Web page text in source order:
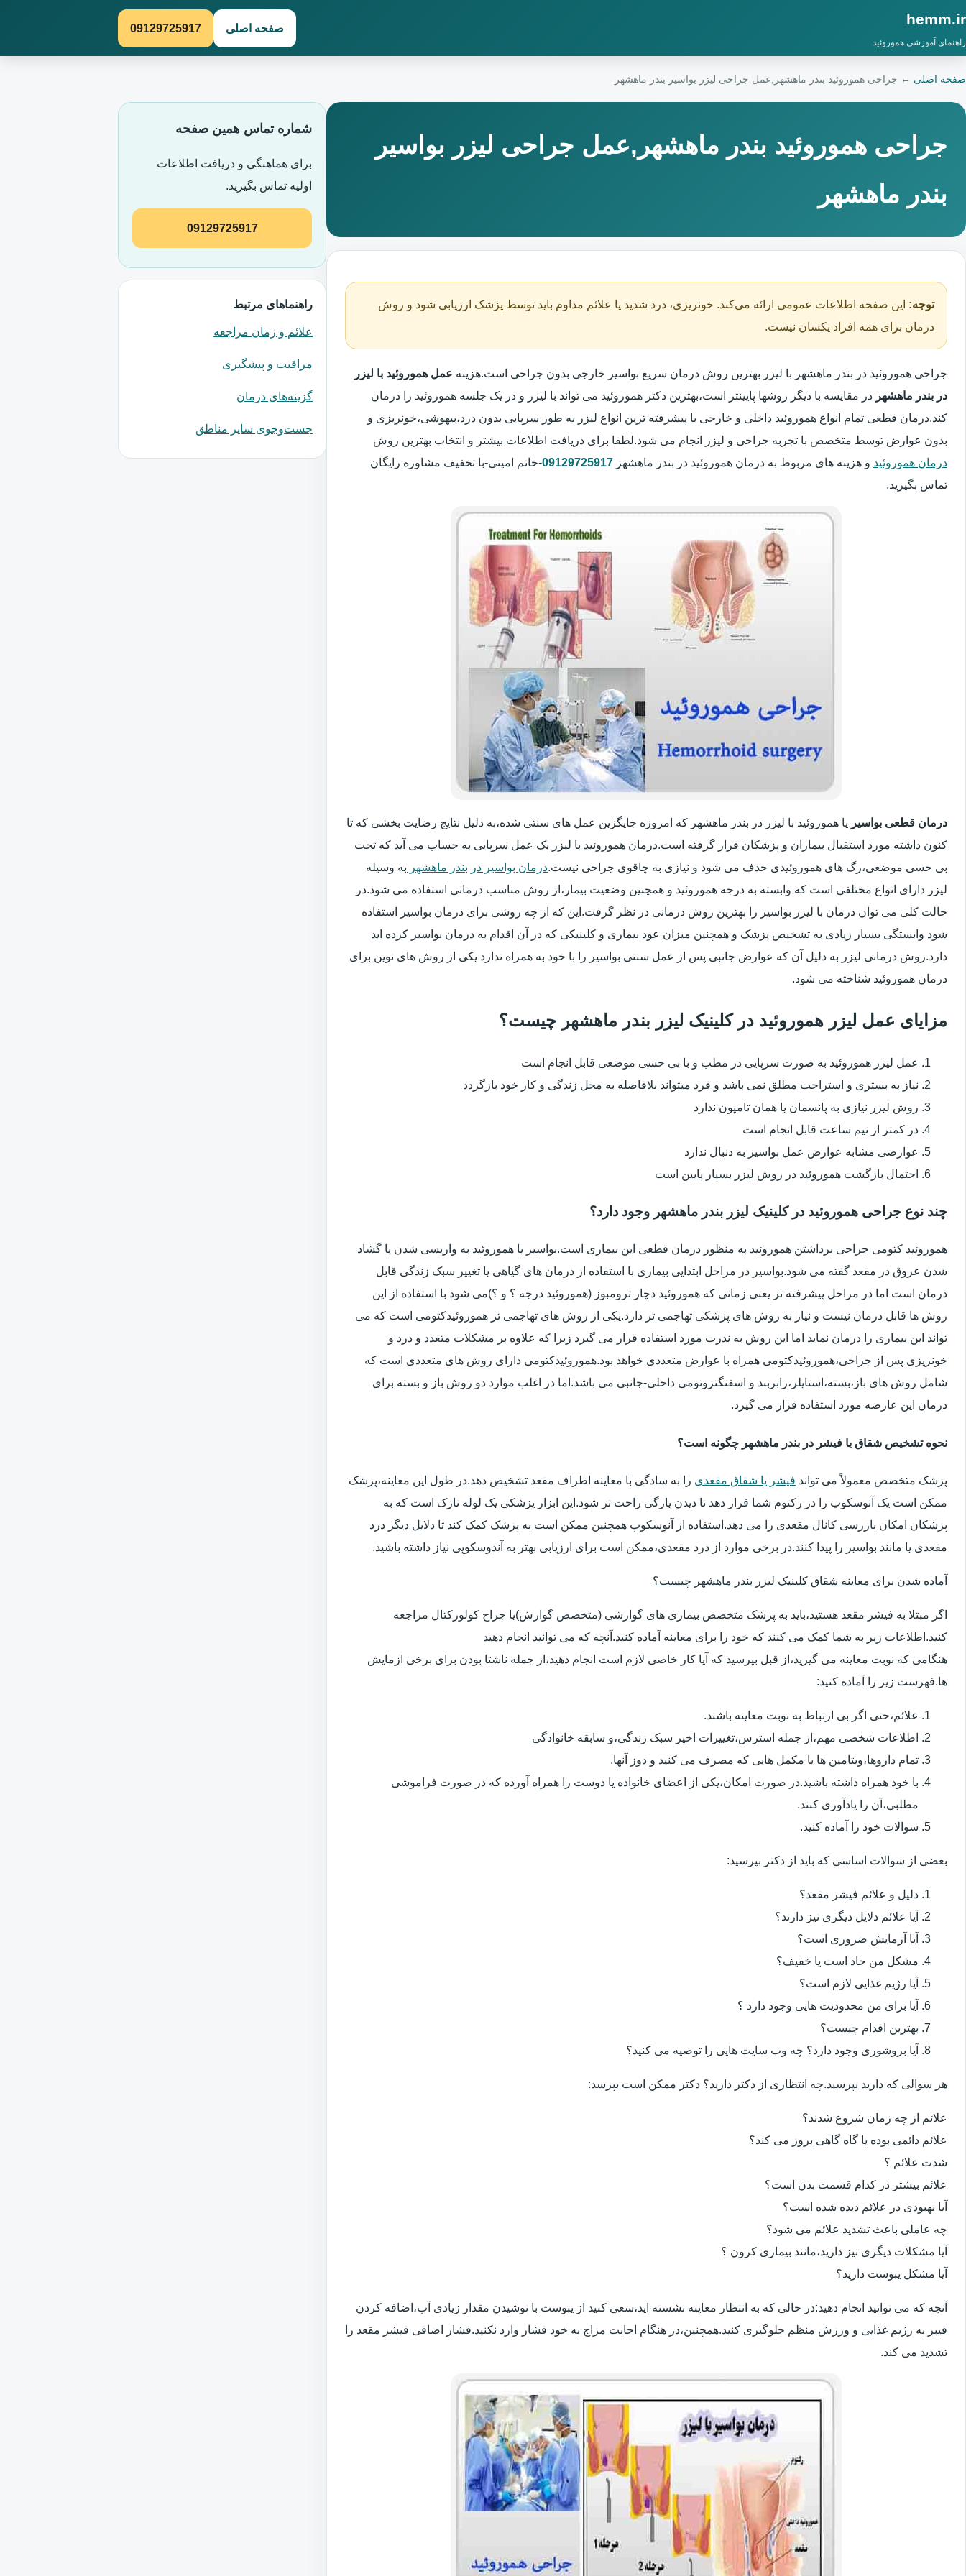
hemm.ir
راهنمای آموزشی هموروئید
صفحه اصلی 09129725917
صفحه اصلی ← جراحی هموروئید بندر ماهشهر,عمل جراحی لیزر بواسیر بندر ماهشهر
جراحی هموروئید بندر ماهشهر,عمل جراحی لیزر بواسیر
بندر ماهشهر
توجه: این صفحه اطلاعات عمومی ارائه می‌کند. خونریزی، درد شدید یا علائم مداوم باید توسط پزشک ارزیابی شود و روش
درمان برای همه افراد یکسان نیست.
جراحی هموروئید در بندر ماهشهر با لیزر بهترین روش درمان سریع بواسیر خارجی بدون جراحی است.هزینه عمل هموروئید با لیزر
در بندر ماهشهر در مقایسه با دیگر روشها پایینتر است،بهترین دکتر هموروئید می تواند با لیزر و در یک جلسه هموروئید را درمان
کند.درمان قطعی تمام انواع هموروئید داخلی و خارجی با پیشرفته ترین انواع لیزر به طور سرپایی بدون درد،بیهوشی،خونریزی و
بدون عوارض توسط متخصص با تجربه جراحی و لیزر انجام می شود.لطفا برای دریافت اطلاعات بیشتر و انتخاب بهترین روش
درمان هموروئید و هزینه های مربوط به درمان هموروئید در بندر ماهشهر 09129725917-خانم امینی-با تخفیف مشاوره رایگان
تماس بگیرید.
درمان قطعی بواسیر یا هموروئید با لیزر در بندر ماهشهر که امروزه جایگزین عمل های سنتی شده،به دلیل نتایج رضایت بخشی که تا
کنون داشته مورد استقبال بیماران و پزشکان قرار گرفته است.درمان هموروئید با لیزر یک عمل سرپایی به حساب می آید که تحت
بی حسی موضعی،رگ های هموروئیدی حذف می شود و نیازی به چاقوی جراحی نیست.درمان بواسیر در بندر ماهشهر به وسیله
لیزر دارای انواع مختلفی است که وابسته به درجه هموروئید و همچنین وضعیت بیمار،از روش مناسب درمانی استفاده می شود.در
حالت کلی می توان درمان با لیزر بواسیر را بهترین روش درمانی در نظر گرفت.این که از چه روشی برای درمان بواسیر استفاده
شود وابستگی بسیار زیادی به تشخیص پزشک و همچنین میزان عود بیماری و کلینیکی که در آن اقدام به درمان بواسیر کرده اید
دارد.روش درمانی لیزر به دلیل آن که عوارض جانبی پس از عمل سنتی بواسیر را با خود به همراه ندارد یکی از روش های نوین برای
درمان هموروئید شناخته می شود.
مزایای عمل لیزر هموروئید در کلینیک لیزر بندر ماهشهر چیست؟
عمل لیزر هموروئید به صورت سرپایی در مطب و با بی حسی موضعی قابل انجام است
نیاز به بستری و استراحت مطلق نمی باشد و فرد میتواند بلافاصله به محل زندگی و کار خود بازگردد
روش لیزر نیازی به پانسمان یا همان تامپون ندارد
در کمتر از نیم ساعت قابل انجام است
عوارضی مشابه عوارض عمل بواسیر به دنبال ندارد
احتمال بازگشت هموروئید در روش لیزر بسیار پایین است
چند نوع جراحی هموروئید در کلینیک لیزر بندر ماهشهر وجود دارد؟
هموروئید کتومی جراحی برداشتن هموروئید به منظور درمان قطعی این بیماری است.بواسیر یا هموروئید به واریسی شدن یا گشاد
شدن عروق در مقعد گفته می شود.بواسیر در مراحل ابتدایی بیماری با استفاده از درمان های گیاهی یا تغییر سبک زندگی قابل
درمان است اما در مراحل پیشرفته تر یعنی زمانی که هموروئید دچار ترومبوز (هموروئید درجه ؟ و ؟)می شود با استفاده از این
روش ها قابل درمان نیست و نیاز به روش های پزشکی تهاجمی تر دارد.یکی از روش های تهاجمی تر هموروئیدکتومی است که می
تواند این بیماری را درمان نماید اما این روش به ندرت مورد استفاده قرار می گیرد زیرا که علاوه بر مشکلات متعدد و درد و
خونریزی پس از جراحی،هموروئیدکتومی همراه با عوارض متعددی خواهد بود.هموروئیدکتومی دارای روش های متعددی است که
شامل روش های باز،بسته،استاپلر،رابربند و اسفنگتروتومی داخلی-جانبی می باشد.اما در اغلب موارد دو روش باز و بسته برای
درمان این عارضه مورد استفاده قرار می گیرد.
نحوه تشخیص شقاق یا فیشر در بندر ماهشهر چگونه است؟
پزشک متخصص معمولاً می تواند فیشر یا شقاق مقعدی را به سادگی با معاینه اطراف مقعد تشخیص دهد.در طول این معاینه،پزشک
ممکن است یک آنوسکوپ را در رکتوم شما قرار دهد تا دیدن پارگی راحت تر شود.این ابزار پزشکی یک لوله نازک است که به
پزشکان امکان بازرسی کانال مقعدی را می دهد.استفاده از آنوسکوپ همچنین ممکن است به پزشک کمک کند تا دلایل دیگر درد
مقعدی یا مانند بواسیر را پیدا کنند.در برخی موارد از درد مقعدی،ممکن است برای ارزیابی بهتر به آندوسکوپی نیاز داشته باشید.
آماده شدن برای معاینه شقاق کلینیک لیزر بندر ماهشهر چیست؟
اگر مبتلا به فیشر مقعد هستید،باید به پزشک متخصص بیماری های گوارشی (متخصص گوارش)یا جراح کولورکتال مراجعه
کنید.اطلاعات زیر به شما کمک می کنند که خود را برای معاینه آماده کنید.آنچه که می توانید انجام دهید
هنگامی که نوبت معاینه می گیرید،از قبل بپرسید که آیا کار خاصی لازم است انجام دهید،از جمله ناشتا بودن برای برخی ازمایش
ها.فهرست زیر را آماده کنید:
علائم،حتی اگر بی ارتباط به نوبت معاینه باشند.
اطلاعات شخصی مهم،از جمله استرس،تغییرات اخیر سبک زندگی،و سابقه خانوادگی
تمام داروها،ویتامین ها یا مکمل هایی که مصرف می کنید و دوز آنها.
با خود همراه داشته باشید.در صورت امکان،یکی از اعضای خانواده یا دوست را همراه آورده که در صورت فراموشی
مطلبی،آن را یادآوری کنند.
سوالات خود را آماده کنید.
بعضی از سوالات اساسی که باید از دکتر بپرسید:
دلیل و علائم فیشر مقعد؟
آیا علائم دلایل دیگری نیز دارند؟
آیا آزمایش ضروری است؟
مشکل من حاد است یا خفیف؟
آیا رژیم غذایی لازم است؟
آیا برای من محدودیت هایی وجود دارد ؟
بهترین اقدام چیست؟
آیا بروشوری وجود دارد؟ چه وب سایت هایی را توصیه می کنید؟
هر سوالی که دارید بپرسید.چه انتظاری از دکتر دارید؟ دکتر ممکن است بپرسد:
علائم از چه زمان شروع شدند؟
علائم دائمی بوده یا گاه گاهی بروز می کند؟
شدت علائم ؟
علائم بیشتر در کدام قسمت بدن است؟
آیا بهبودی در علائم دیده شده است؟
چه عاملی باعث تشدید علائم می شود؟
آیا مشکلات دیگری نیز دارید،مانند بیماری کرون ؟
آیا مشکل یبوست دارید؟
آنچه که می توانید انجام دهید:در حالی که به انتظار معاینه نشسته اید،سعی کنید از یبوست با نوشیدن مقدار زیادی آب،اضافه کردن
فیبر به رژیم غذایی و ورزش منظم جلوگیری کنید.همچنین،در هنگام اجابت مزاج به خود فشار وارد نکنید.فشار اضافی فیشر مقعد را
تشدید می کند.
شماره تماس همین صفحه
برای هماهنگی و دریافت اطلاعات
اولیه تماس بگیرید.
09129725917
راهنماهای مرتبط
علائم و زمان مراجعه
مراقبت و پیشگیری
گزینه‌های درمان
جست‌وجوی سایر مناطق